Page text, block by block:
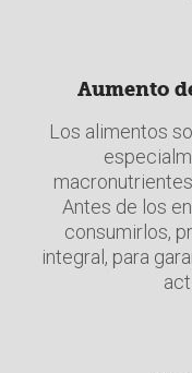
Aumento
Los alimentos
Antes de los
consumirlos,
integral, para